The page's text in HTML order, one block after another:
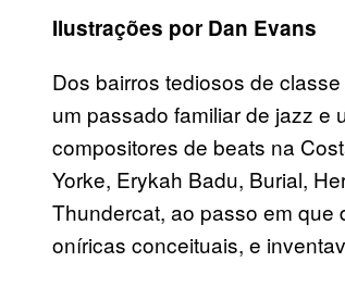
Ilustrações por Dan Evans
Dos bairros tediosos de
um passado familiar de jazz e
compositores de beats na
Yorke, Erykah Badu, Burial,
Thundercat, ao passo em que
oníricas conceituais, e